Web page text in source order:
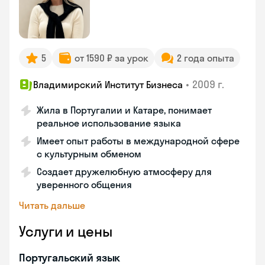
5 от 1590 ₽ за урок 2 года опыта
Владимирский Институт Бизнеса • 2009 г.
Жила в Португалии и Катаре, понимает
реальное использование языка
Имеет опыт работы в международной сфере
с культурным обменом
Создает дружелюбную атмосферу для
уверенного общения
Читать дальше
Услуги и цены
Португальский язык